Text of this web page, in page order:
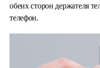
обеих сторон держателя
телефон.